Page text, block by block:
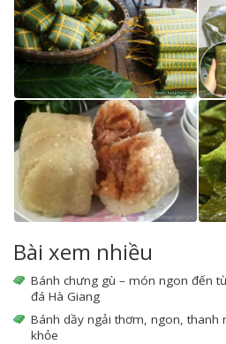
Bài xem nhiều
Bánh chưng gù – món ngon đến
đá Hà Giang
Bánh dầy ngải thơm, ngon, thanh
khỏe